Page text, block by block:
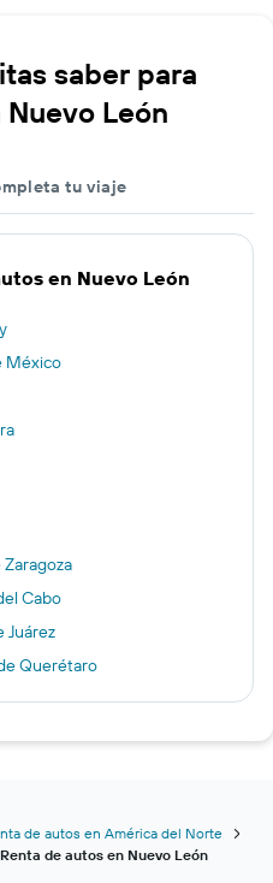
saber para
León
tu viaje
en Nuevo León
México
Cabo
Juárez
Querétaro
Durango
de autos en América del Norte
Renta de autos en Nuevo León